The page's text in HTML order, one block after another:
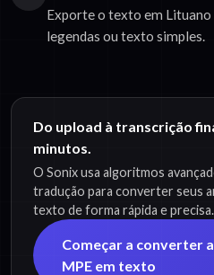
Exporte o texto em Lituano
legendas ou texto simples.
Do upload à transcrição
minutos.
O Sonix usa algoritmos
tradução para converter seus
texto de forma rápida e precisa.
Começar a converter
MPE em texto